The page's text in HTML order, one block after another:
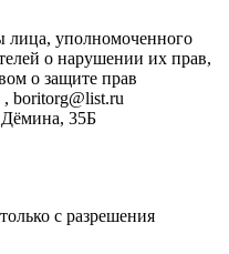
лица, уполномоченного
о нарушении их прав,
о защите прав
, boritorg@list.ru
Дёмина, 35Б
с разрешения